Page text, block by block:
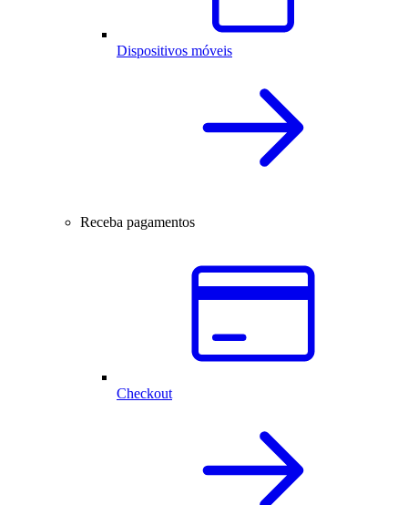
Dispositivos móveis
Receba pagamentos
Checkout